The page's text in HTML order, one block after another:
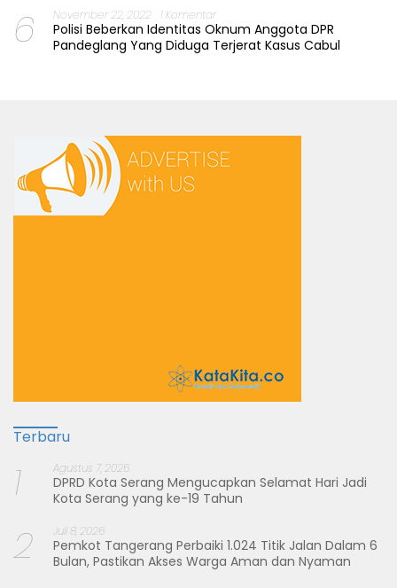
6 November 22, 2022 1 Komentar
Polisi Beberkan Identitas Oknum Anggota DPR
Pandeglang Yang Diduga Terjerat Kasus Cabul
Terbaru
1 Agustus 7, 2026
DPRD Kota Serang Mengucapkan Selamat Hari Jadi
Kota Serang yang ke-19 Tahun
2 Juli 8, 2026
Pemkot Tangerang Perbaiki 1.024 Titik Jalan Dalam 6
Bulan, Pastikan Akses Warga Aman dan Nyaman